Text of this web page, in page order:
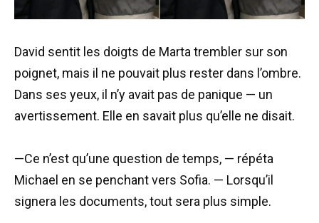
David sentit les doigts de Marta trembler sur son
poignet, mais il ne pouvait plus rester dans l’ombre.
Dans ses yeux, il n’y avait pas de panique — un
avertissement. Elle en savait plus qu’elle ne disait.
—Ce n’est qu’une question de temps, — répéta
Michael en se penchant vers Sofia. — Lorsqu’il
signera les documents, tout sera plus simple.